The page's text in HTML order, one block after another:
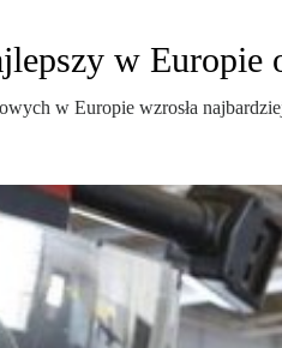
w Europie
w Europie wzrosła